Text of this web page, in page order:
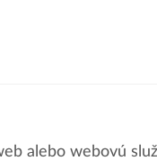
alebo webovú